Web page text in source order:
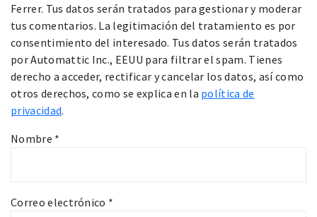
Ferrer. Tus datos serán tratados para gestionar y moderar
tus comentarios. La legitimación del tratamiento es por
consentimiento del interesado. Tus datos serán tratados
por Automattic Inc., EEUU para filtrar el spam. Tienes
derecho a acceder, rectificar y cancelar los datos, así como
otros derechos, como se explica en la política de
privacidad.
Nombre *
Correo electrónico *